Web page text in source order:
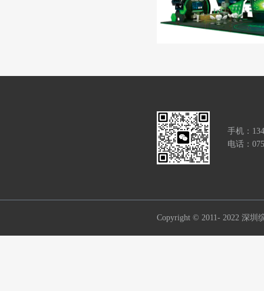
手机：
电话：
Copyright © 2011- 2022 深圳